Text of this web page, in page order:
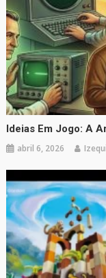
Ideias Em Jogo: A
abril 6, 2026